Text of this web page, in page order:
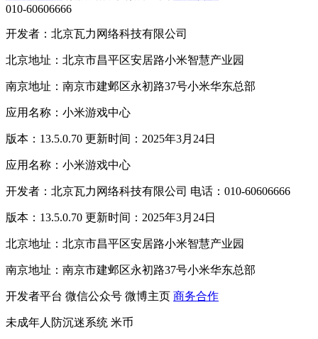
010-60606666
开发者：北京瓦力网络科技有限公司
北京地址：北京市昌平区安居路小米智慧产业园
南京地址：南京市建邺区永初路37号小米华东总部
应用名称：小米游戏中心
版本：13.5.0.70 更新时间：2025年3月24日
应用名称：小米游戏中心
开发者：北京瓦力网络科技有限公司 电话：010-60606666
版本：13.5.0.70 更新时间：2025年3月24日
北京地址：北京市昌平区安居路小米智慧产业园
南京地址：南京市建邺区永初路37号小米华东总部
开发者平台 微信公众号 微博主页 商务合作
未成年人防沉迷系统 米币